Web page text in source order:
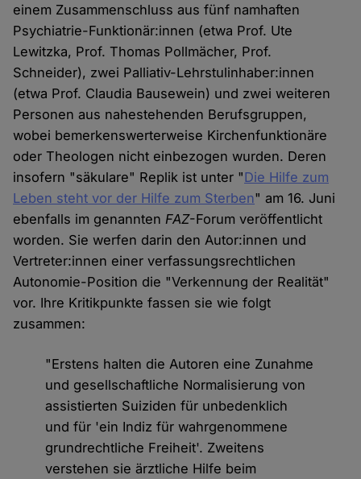
einem Zusammenschluss aus fünf namhaften
Psychiatrie-Funktionär:innen (etwa Prof. Ute
Lewitzka, Prof. Thomas Pollmächer, Prof.
Schneider), zwei Palliativ-Lehrstulinhaber:innen
(etwa Prof. Claudia Bausewein) und zwei weiteren
Personen aus nahestehenden Berufsgruppen,
wobei bemerkenswerterweise Kirchenfunktionäre
oder Theologen nicht einbezogen wurden. Deren
insofern "säkulare" Replik ist unter "Die Hilfe zum
Leben steht vor der Hilfe zum Sterben" am 16. Juni
ebenfalls im genannten FAZ-Forum veröffentlicht
worden. Sie werfen darin den Autor:innen und
Vertreter:innen einer verfassungsrechtlichen
Autonomie-Position die "Verkennung der Realität"
vor. Ihre Kritikpunkte fassen sie wie folgt
zusammen:
"Erstens halten die Autoren eine Zunahme
und gesellschaftliche Normalisierung von
assistierten Suiziden für unbedenklich
und für 'ein Indiz für wahrgenommene
grundrechtliche Freiheit'. Zweitens
verstehen sie ärztliche Hilfe beim